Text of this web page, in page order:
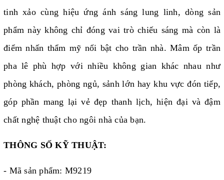
tinh xảo cùng hiệu ứng ánh sáng lung linh, dòng sản
phẩm này không chỉ đóng vai trò chiếu sáng mà còn là
điểm nhấn thẩm mỹ nổi bật cho trần nhà. Mâm ốp trần
pha lê phù hợp với nhiều không gian khác nhau như
phòng khách, phòng ngủ, sảnh lớn hay khu vực đón tiếp,
góp phần mang lại vẻ đẹp thanh lịch, hiện đại và đậm
chất nghệ thuật cho ngôi nhà của bạn.
THÔNG SỐ KỸ THUẬT:
- Mã sản phẩm: M9219